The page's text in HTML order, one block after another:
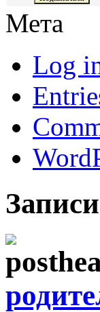
Мета
Log